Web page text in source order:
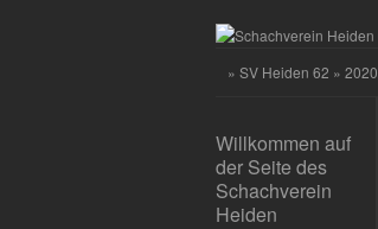
» SV Heiden 62 » 2020
Willkommen auf
der Seite des
Schachverein
Heiden